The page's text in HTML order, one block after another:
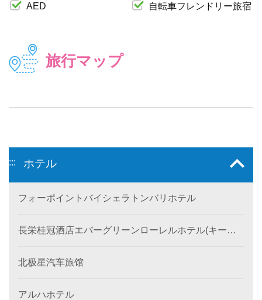
AED 自転車フレンドリー旅宿
旅行マップ
::: ホテル
フォーポイントバイシェラトンバリホテル
長栄桂冠酒店エバーグリーンローレルホテル(キール
北极星汽车旅馆
アルハホテル